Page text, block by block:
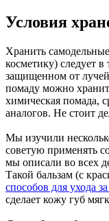
Условия
Хранить
косметику) следует
защищенном от лучей
помаду можно
химическая помада,
аналогов. Не стоит
Мы изучили
советую применять
мы описали во всех
Такой бальзам (с
способов для ухода
сделает кожу губ